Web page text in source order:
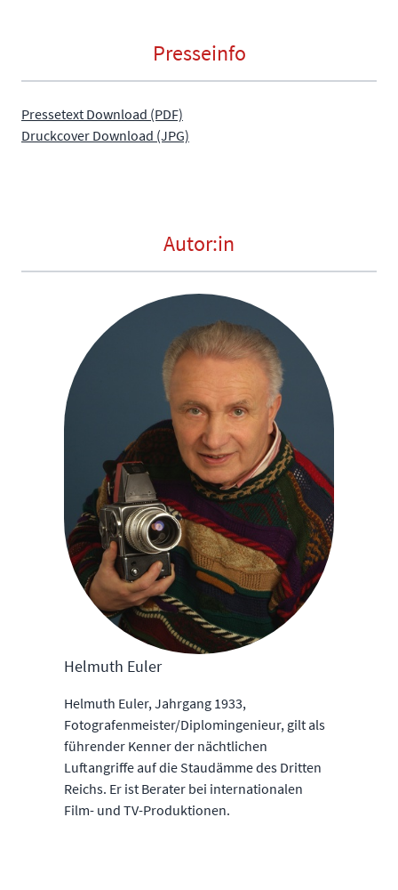
Presseinfo
Pressetext Download (PDF)
Druckcover Download (JPG)
Autor:in
Helmuth Euler
Helmuth Euler, Jahrgang 1933,
Fotografenmeister/Diplomingenieur, gilt als
führender Kenner der nächtlichen
Luftangriffe auf die Staudämme des Dritten
Reichs. Er ist Berater bei internationalen
Film- und TV-Produktionen.